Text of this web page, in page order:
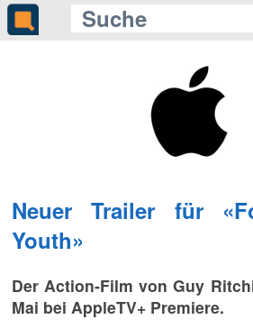
Neuer Trailer für
Youth»
Der Action-Film von Guy
Mai bei AppleTV+ Premiere.